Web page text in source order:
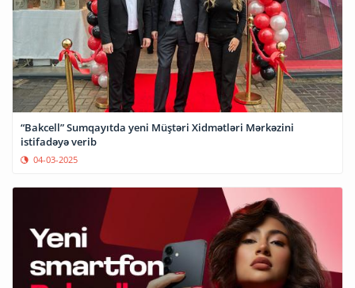
“Bakcell” Sumqayıtda yeni Müştəri Xidmətləri Mərkəzini
istifadəyə verib
04-03-2025